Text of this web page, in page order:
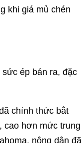
khi giá mủ chén
ép bán ra, đặc
chính thức bắt
cao hơn mức trung
nông dân đã